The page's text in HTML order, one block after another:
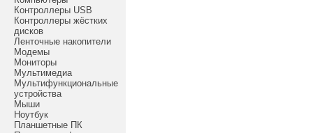
Контроллеры USB
Контроллеры жёстких
дисков
Ленточные накопители
Модемы
Мониторы
Мультимедиа
Мультифункциональные
устройства
Мыши
Ноутбук
Планшетные ПК